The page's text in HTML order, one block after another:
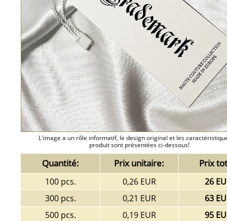
L'image a un rôle informatif, le design original et les
produit sont présentées ci-dessous!
Quantité: Prix unitaire: Prix
100 pcs. 0,26 EUR
26
300 pcs.
0,21 EUR
63
500 pcs.
0,19 EUR
95